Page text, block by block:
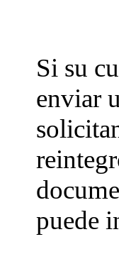
Si su
enviar
puede